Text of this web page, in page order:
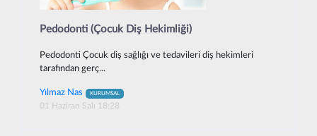
Pedodonti (Çocuk Diş Hekimliği)
Pedodonti Çocuk diş sağlığı ve tedavileri diş hekimleri
tarafından gerç...
Yılmaz Nas KURUMSAL
01 Haziran Salı 18:28